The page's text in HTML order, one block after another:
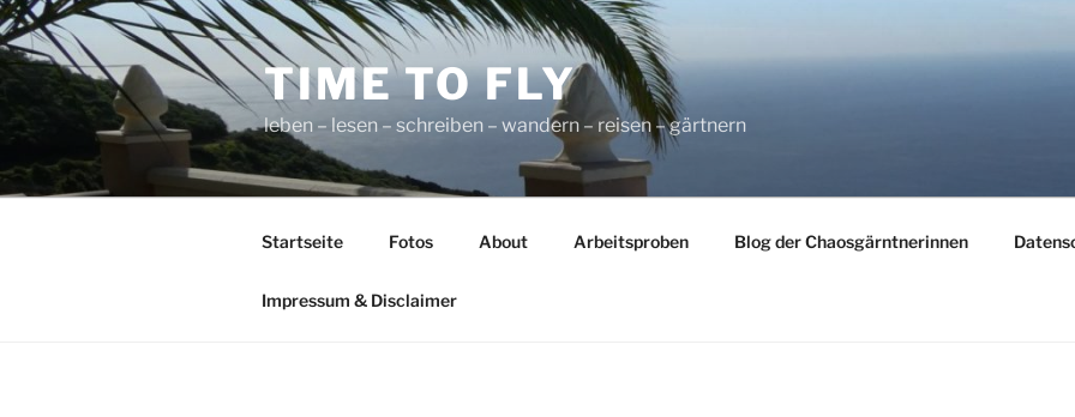
Zum
Inhalt
springen
TIME TO FLY
leben – lesen – schreiben – wandern – reisen – gärtnern
Startseite Fotos About Arbeitsproben Blog der Chaosgärntnerinnen
Impressum & Disclaimer